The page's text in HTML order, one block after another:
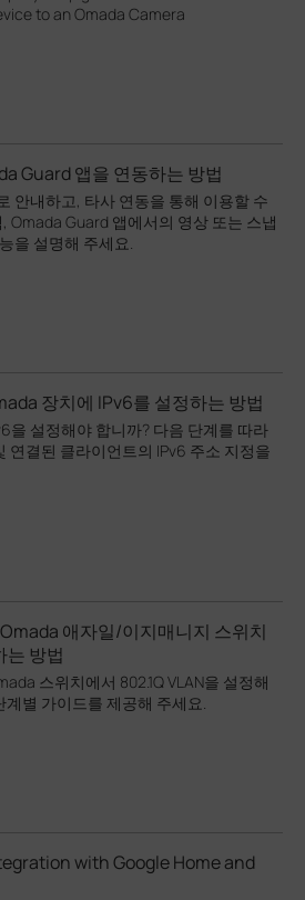
to an Omada Camera
Guard 앱을 연동하는 방법
안내하고, 타사 연동을 통해 이용할 수
Omada Guard 앱에서의 영상 또는 스냅
을 설명해 주세요.
장치에 IPv6를 설정하는 방법
을 설정해야 합니까? 다음 단계를 따라
연결된 클라이언트의 IPv6 주소 지정을
애자일/이지매니지 스위치
는 방법
스위치에서 802.1Q VLAN을 설정해
별 가이드를 제공해 주세요.
with Google Home and